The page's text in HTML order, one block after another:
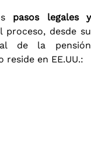
pasos legales y
desde su
de la pensión
en EE.UU.: